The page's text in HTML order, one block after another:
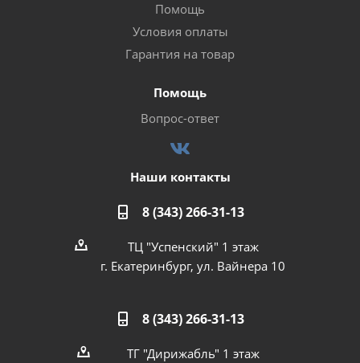
Помощь
Условия оплаты
Гарантия на товар
Помощь
Вопрос-ответ
Наши контакты
8 (343) 266-31-13
ТЦ "Успенский" 1 этаж
г. Екатеринбург, ул. Вайнера 10
8 (343) 266-31-13
ТГ "Дирижабль" 1 этаж